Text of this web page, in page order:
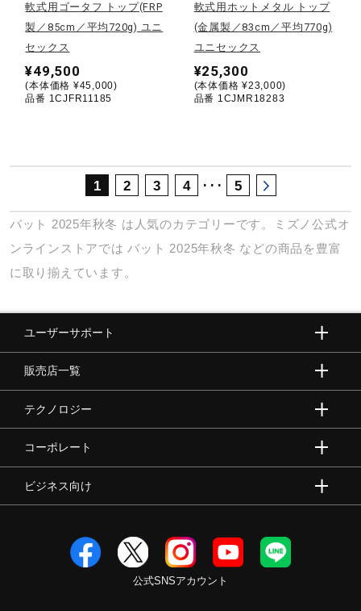
取扱店一覧
軟式用ゴータフ トップ(FRP
製／85cm／平均720g) ユニ
セックス
¥49,500
(本体価格 ¥45,000)
品番 1CJFR11185
軟式用ホットメタル トップ
(金属製／83cm／平均770g)
ユニセックス
¥25,300
(本体価格 ¥23,000)
品番 1CJMR18283
1 2 3 4 ･･･ 5
バット 2025年秋冬 は人気のカテゴリーです。ミズノ公式オ
ンラインストアでは バット 2025年秋冬 などの商品を豊富
に取り揃えています。
ユーザーサポート
販売店一覧
テクノロジー
コーポレート
ビジネス向け
公式SNSアカウント